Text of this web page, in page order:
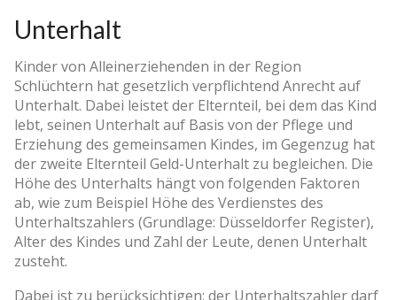
Unterhalt
Kinder von Alleinerziehenden in der Region
Schlüchtern hat gesetzlich verpflichtend Anrecht auf
Unterhalt. Dabei leistet der Elternteil, bei dem das Kind
lebt, seinen Unterhalt auf Basis von der Pflege und
Erziehung des gemeinsamen Kindes, im Gegenzug hat
der zweite Elternteil Geld-Unterhalt zu begleichen. Die
Höhe des Unterhalts hängt von folgenden Faktoren
ab, wie zum Beispiel Höhe des Verdienstes des
Unterhaltszahlers (Grundlage: Düsseldorfer Register),
Alter des Kindes und Zahl der Leute, denen Unterhalt
zusteht.
Dabei ist zu berücksichtigen: der Unterhaltszahler darf